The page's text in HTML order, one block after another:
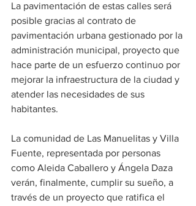
La pavimentación de estas calles será
posible gracias al contrato de
pavimentación urbana gestionado por la
administración municipal, proyecto que
hace parte de un esfuerzo continuo por
mejorar la infraestructura de la ciudad y
atender las necesidades de sus
habitantes.
La comunidad de Las Manuelitas y Villa
Fuente, representada por personas
como Aleida Caballero y Ángela Daza
verán, finalmente, cumplir su sueño, a
través de un proyecto que ratifica el